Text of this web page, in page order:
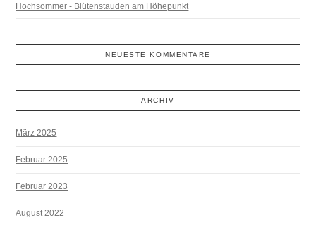
Hochsommer - Blütenstauden am Höhepunkt
NEUESTE KOMMENTARE
ARCHIV
März 2025
Februar 2025
Februar 2023
August 2022